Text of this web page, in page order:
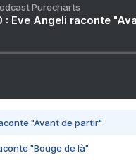
Purecharts
: Eve Angeli raconte
"Avant de partir"
"Bouge de là"